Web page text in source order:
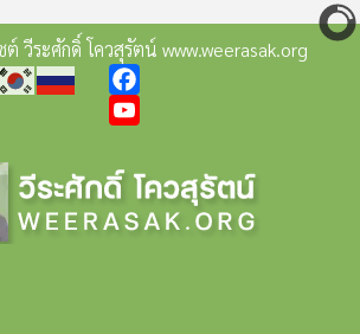
วีระศักดิ์ โควสุรัตน์ www.weerasak.org
Facebook